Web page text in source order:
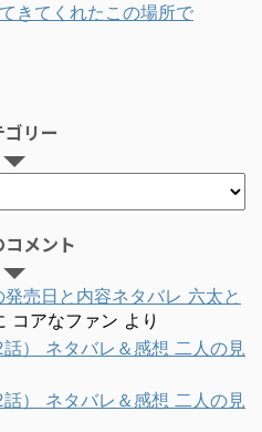
きてくれたこの場所で
ゴリー
メント
売日と内容ネタバレ 六太と
コアなファン より
） ネタバレ＆感想 二人の見
） ネタバレ＆感想 二人の見